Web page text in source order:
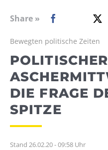
WEBRADIO
Share »
Bewegten politische Zeiten
POLITISCHER
DIE FRAGE
SPITZE
Stand 26.02.20 - 09:58 Uhr